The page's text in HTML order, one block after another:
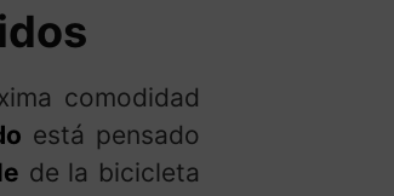
comodidad
está pensado
de la bicicleta